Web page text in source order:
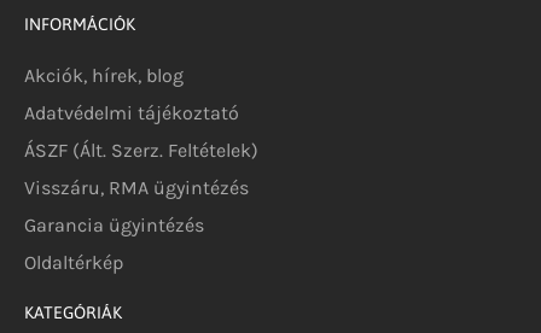
INFORMÁCIÓK
Akciók, hírek, blog
Adatvédelmi tájékoztató
ÁSZF (Ált. Szerz. Feltételek)
Visszáru, RMA ügyintézés
Garancia ügyintézés
Oldaltérkép
KATEGÓRIÁK